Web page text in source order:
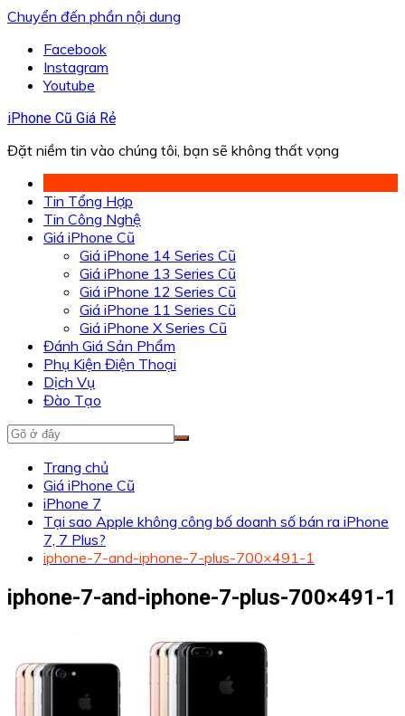
Chuyển đến phần nội dung
Facebook
Instagram
Youtube
iPhone Cũ Giá Rẻ
Đặt niềm tin vào chúng tôi, bạn sẽ không thất vọng
Tin Tổng Hợp
Tin Công Nghệ
Giá iPhone Cũ
Giá iPhone 14 Series Cũ
Giá iPhone 13 Series Cũ
Giá iPhone 12 Series Cũ
Giá iPhone 11 Series Cũ
Giá iPhone X Series Cũ
Đánh Giá Sản Phẩm
Phụ Kiện Điện Thoại
Dịch Vụ
Đào Tạo
Trang chủ
Giá iPhone Cũ
iPhone 7
Tại sao Apple không công bố doanh số bán ra iPhone
7, 7 Plus?
iphone-7-and-iphone-7-plus-700×491-1
iphone-7-and-iphone-7-plus-700×491-1